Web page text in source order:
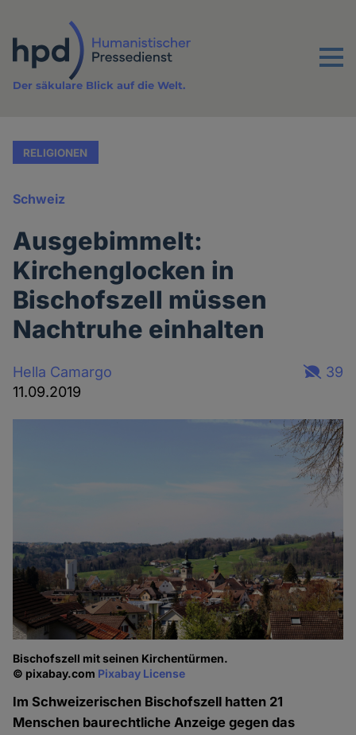
Inhalt
Menu
Der säkulare Blick auf die Welt.
RELIGIONEN
Schweiz
Ausgebimmelt:
Kirchenglocken in
Bischofszell müssen
Nachtruhe einhalten
Hella Camargo
11.09.2019
39
Bischofszell mit seinen Kirchentürmen.
© pixabay.com Pixabay License
Im Schweizerischen Bischofszell hatten 21
Menschen baurechtliche Anzeige gegen das